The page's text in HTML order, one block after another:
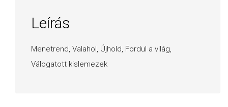
Leírás
Menetrend, Valahol, Újhold, Fordul a világ,
Válogatott kislemezek